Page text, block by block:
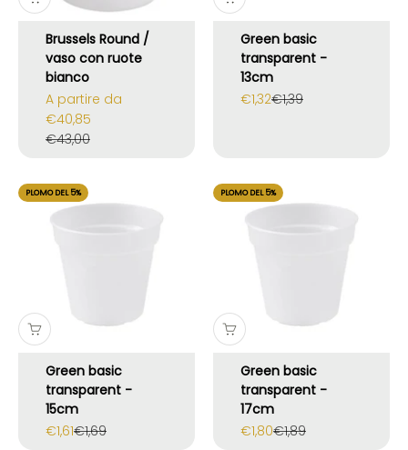
Brussels Round /
vaso con ruote
bianco
Prezzo scontato
A partire da
€40,85
Prezzo
€43,00
Green basic
transparent -
13cm
Prezzo scontato
€1,32Prezzo
€1,39
PLOMO DEL 5%
Green basic
transparent -
15cm
Prezzo scontato
€1,61Prezzo
€1,69
PLOMO DEL 5%
Green basic
transparent -
17cm
Prezzo scontato
€1,80Prezzo
€1,89